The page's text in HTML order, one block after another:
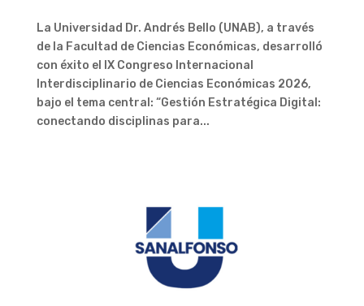
La Universidad Dr. Andrés Bello (UNAB), a través
de la Facultad de Ciencias Económicas, desarrolló
con éxito el IX Congreso Internacional
Interdisciplinario de Ciencias Económicas 2026,
bajo el tema central: “Gestión Estratégica Digital:
conectando disciplinas para...